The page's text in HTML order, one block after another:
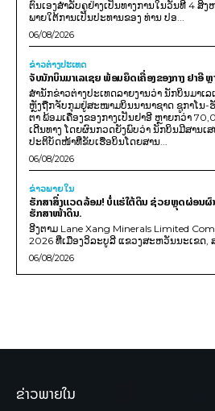
ຕົນເອງສຳລັບຄູຢ່າງເປັນທາງການໃນວັນທີ 4 ສິ
ພາຍໃຕ້ການເປັນປະທານຂອງ ທ່ານ ປອ...
06/08/2026
ຂ່າວຕ່າງປະເທດ
ຈັບນັກບິນມາເລເຊຍ ພ້ອມຍຶດເຄື່ອງຂອງກາງ ຢາອີ ຫຼ
ສຳນັກຂ່າວຕ່າງປະເທດລາຍງານວ່າ ນັກບິນມາເ
ຫຼັງຖືກຈັບກຸມຢູ່ສະໜາມບິນນານາຊາດ ຊູກາໂນ-
ຕາ ພ້ອມເຄື່ອງຂອງກາງເປັນຢາອີ ຫຼາຍກວ່າ
ເດີນທາງ ໂດຍຜົນກວດຍັງພົບວ່າ ນັກບິນມີສານເ
ປະຕິບັດໜ້າທີ່ຂັບເຮືອບິນໂດຍສານ...
06/08/2026
ຂ່າວພາຍ​ໃນ
ຮັກສາສິ່ງແວດລ້ອມ! ບໍ່ແຮ່ໃຕ້ດິນ ຊ່ວຍຫຼຸດຜ່ອນ
ຮັກສາໜ້າດິນ.
ອີງຕາມ Lane Xang Minerals Limited
2026 ທີ່ເມືອງວິລະບູລີ ແຂວງສະຫວັນນະເຂດ,
06/08/2026
ຂ່າວພາຍໃນ